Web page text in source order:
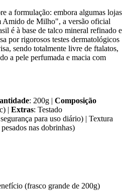
a formulação: embora algumas lojas
Amido de Milho", a versão oficial
é à base de talco mineral refinado e
por rigorosos testes dermatológicos
sendo totalmente livre de ftalatos,
a pele perfumada e macia com
: 200g | Composição
| Extras: Testado
para uso diário) | Textura
nas dobrinhas)
(frasco grande de 200g)